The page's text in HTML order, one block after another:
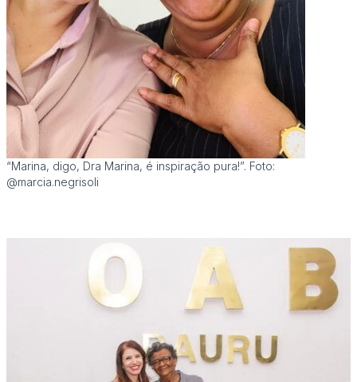
“Marina, digo, Dra Marina, é inspiração pura!”. Foto:
@marcia.negrisoli